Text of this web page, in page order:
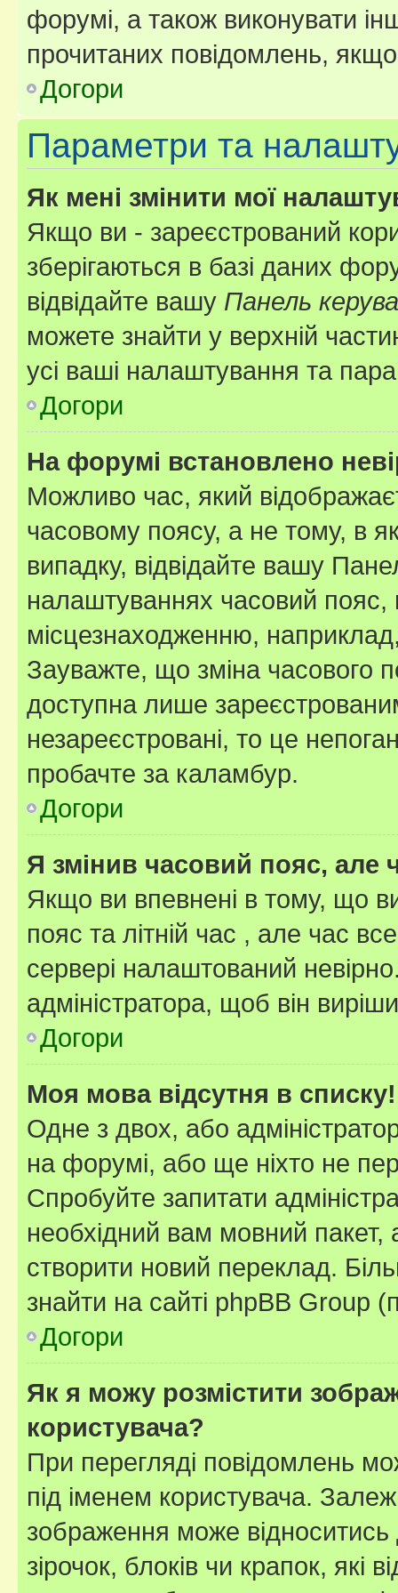
форумі, а також виконувати
прочитаних повідомлень,
Догори
Параметри та
Як мені змінити мої
Якщо ви - зареєстрований
зберігаються в базі даних
відвідайте вашу Панель
можете знайти у верхній
усі ваші налаштування та
Догори
На форумі встановлено
Можливо час, який
часовому поясу, а не тому, в
випадку, відвідайте вашу
налаштуваннях часовий пояс,
місцезнаходженню,
Зауважте, що зміна часового
доступна лише
незареєстровані, то це
пробачте за каламбур.
Догори
Я змінив часовий пояс, але
Якщо ви впевнені в тому, що
пояс та літній час , але час
сервері налаштований
адміністратора, щоб він
Догори
Моя мова відсутня в списку!
Одне з двох, або
на форумі, або ще ніхто не
Спробуйте запитати
необхідний вам мовний
створити новий переклад.
знайти на сайті phpBB Group
Догори
Як я можу розмістити
користувача?
При перегляді повідомлень
під іменем користувача.
зображення може відноситись
зірочок, блоків чи крапок, які